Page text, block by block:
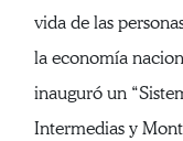
vida de las
la economía
inauguró un
Intermedias y